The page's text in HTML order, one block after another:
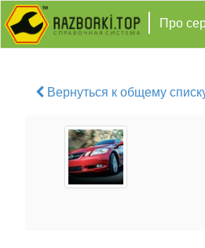
Про
Вернуться к общему